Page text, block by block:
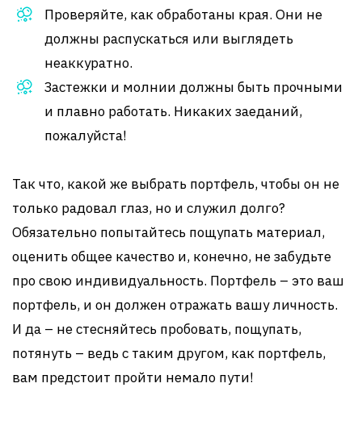
Проверяйте, как обработаны края. Они не
должны распускаться или выглядеть
неаккуратно.
Застежки и молнии должны быть прочными
и плавно работать. Никаких заеданий,
пожалуйста!
Так что, какой же выбрать портфель, чтобы он не
только радовал глаз, но и служил долго?
Обязательно попытайтесь пощупать материал,
оценить общее качество и, конечно, не забудьте
про свою индивидуальность. Портфель – это ваш
портфель, и он должен отражать вашу личность.
И да – не стесняйтесь пробовать, пощупать,
потянуть – ведь с таким другом, как портфель,
вам предстоит пройти немало пути!